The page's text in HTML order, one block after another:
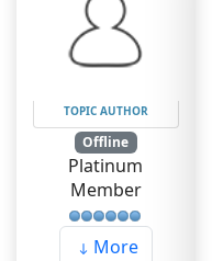
TOPIC AUTHOR
Offline
Platinum
Member
More